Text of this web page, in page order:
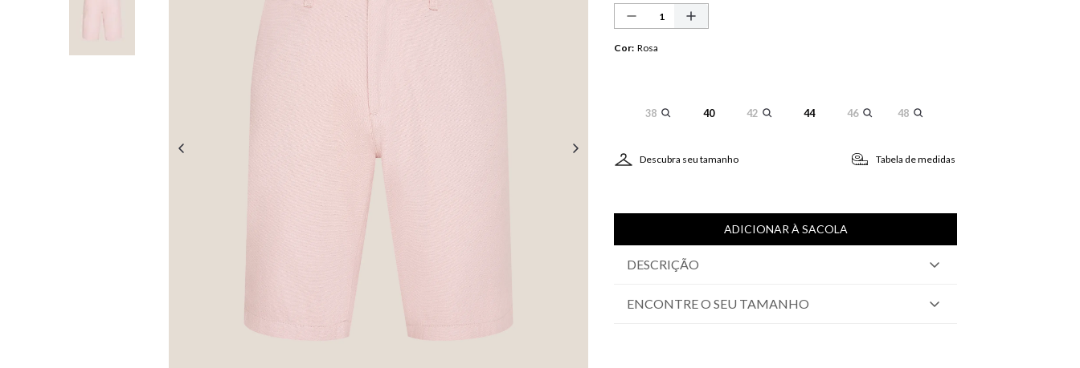
Cor: Rosa
38 40 42 44 46 48
Descubra seu tamanho Tabela de medidas
ADICIONAR À SACOLA
DESCRIÇÃO
ENCONTRE O SEU TAMANHO